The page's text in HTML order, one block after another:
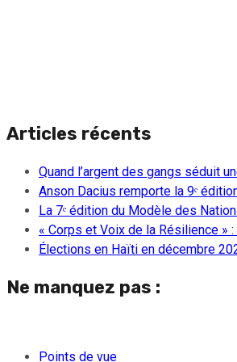
Articles récents
Quand l’argent des gangs séduit
Anson Dacius remporte la 9ᵉ
La 7ᵉ édition du Modèle des
« Corps et Voix de la Résilience »
Élections en Haïti en décembre
Ne manquez pas :
Points de vue